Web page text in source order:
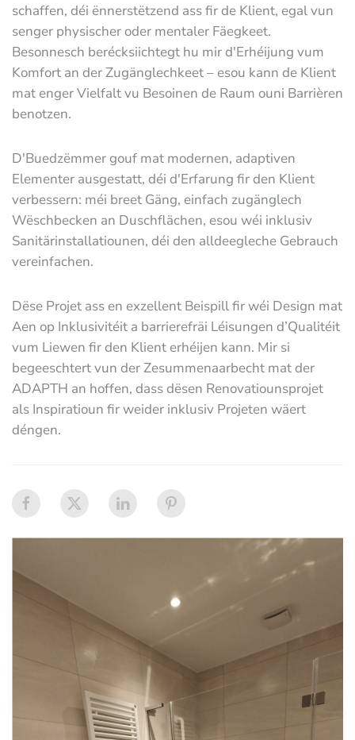
schaffen, déi ënnerstëtzend ass fir de Klient, egal vun
senger physischer oder mentaler Fäegkeet.
Besonnesch berécksiichtegt hu mir d'Erhéijung vum
Komfort an der Zugänglechkeet – esou kann de Klient
mat enger Vielfalt vu Besoinen de Raum ouni Barrièren
benotzen.
D'Buedzëmmer gouf mat modernen, adaptiven
Elementer ausgestatt, déi d'Erfarung fir den Klient
verbessern: méi breet Gäng, einfach zugänglech
Wëschbecken an Duschflächen, esou wéi inklusiv
Sanitärinstallatiounen, déi den alldeegleche Gebrauch
vereinfachen.
Dëse Projet ass en exzellent Beispill fir wéi Design mat
Aen op Inklusivitéit a barrierefräi Léisungen d’Qualitéit
vum Liewen fir den Klient erhéijen kann. Mir si
begeeschtert vun der Zesummenaarbecht mat der
ADAPTH an hoffen, dass dësen Renovatiounsprojet
als Inspiratioun fir weider inklusiv Projeten wäert
déngen.